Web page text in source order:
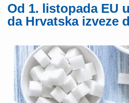
Od 1. listopada EU
da Hrvatska izveze